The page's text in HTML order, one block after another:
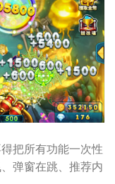
把所有功能一次性
弹窗在跳、推荐内